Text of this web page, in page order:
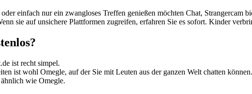
einfach nur ein zwangloses Treffen genießen möchten Chat,
sie auf unsichere Plattformen zugreifen, erfahren Sie es sofort. Kinder
ist recht simpel.
ist wohl Omegle, auf der Sie mit Leuten aus der ganzen Welt chatten können.
wie Omegle.